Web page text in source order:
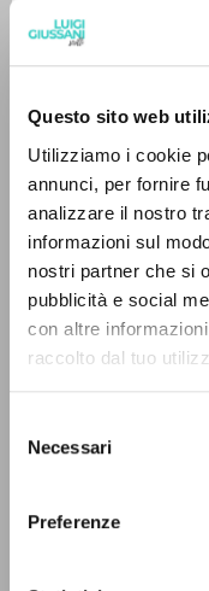
Questo sito web
Utilizziamo i cookie
annunci, per fornire
analizzare il nostro
informazioni sul
nostri partner che si
pubblicità e social
con altre
raccolto dal tuo
delNecessari
Preferenze
Giussani LuigiAutore
Tedesco
CL
1998
Pagine: 4